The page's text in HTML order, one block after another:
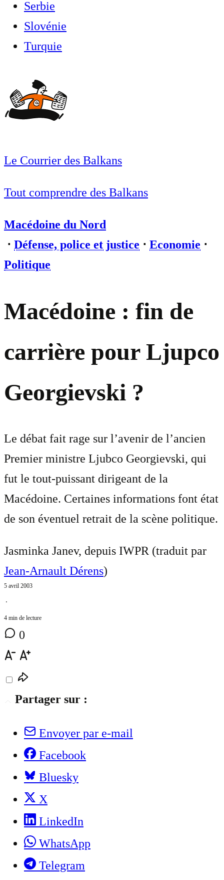
Serbie
Slovénie
Turquie
Le Courrier des Balkans
Tout comprendre des Balkans
Macédoine du Nord
⋅ Défense, police et justice ⋅ Economie ⋅
Politique
Macédoine : fin de
carrière pour Ljupco
Georgievski ?
Le débat fait rage sur l’avenir de l’ancien
Premier ministre Ljubco Georgievski, qui
fut le tout-puissant dirigeant de la
Macédoine. Certaines informations font état
de son éventuel retrait de la scène politique.
Jasminka Janev, depuis IWPR (traduit par
Jean-Arnault Dérens)
5 avril 2003
⋅
4 min de lecture
0
Partager sur :
Envoyer par e-mail
Facebook
Bluesky
X
LinkedIn
WhatsApp
Telegram